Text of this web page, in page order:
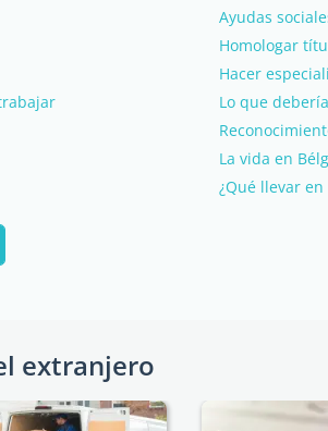
Ayudas
Homologar
Hacer
Lo que
La vida en
¿Qué llevar
extranjero